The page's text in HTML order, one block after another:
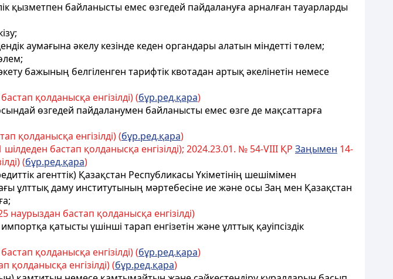
қызметпен байланысты емес өзгедей пайдалануға арналған тауарларды
аумағына әкелу кезінде кеден органдары алатын міндетті төлем;
бажының белгіленген тарифтік квотадан артық әкелінетін немесе
қолданысқа енгізілді) (бұр.ред.қара)
өзгедей пайдаланумен байланысты емес өзге де мақсаттарға
қолданысқа енгізілді) (бұр.ред.қара)
бастап қолданысқа енгізілді); 2024.23.01. № 54-VIII ҚР Заңымен 14-
(бұр.ред.қара)
агенттік) Қазақстан Республикасы Үкіметінің шешімімен
ұлттық даму институтының мәртебесіне ие және осы Заң мен Қазақстан
бастап қолданысқа енгізілді)
қатысты үшінші тарап енгізетін және ұлттық қауіпсіздік
қолданысқа енгізілді) (бұр.ред.қара)
қолданысқа енгізілді) (бұр.ред.қара)